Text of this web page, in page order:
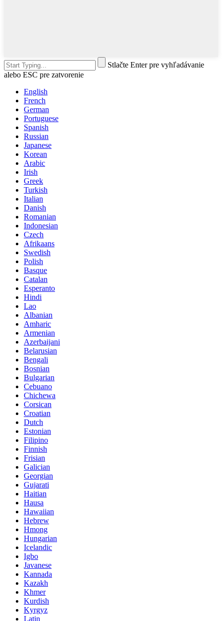
Stlačte Enter pre vyhľadávanie
alebo ESC pre zatvorenie
English
French
German
Portuguese
Spanish
Russian
Japanese
Korean
Arabic
Irish
Greek
Turkish
Italian
Danish
Romanian
Indonesian
Czech
Afrikaans
Swedish
Polish
Basque
Catalan
Esperanto
Hindi
Lao
Albanian
Amharic
Armenian
Azerbaijani
Belarusian
Bengali
Bosnian
Bulgarian
Cebuano
Chichewa
Corsican
Croatian
Dutch
Estonian
Filipino
Finnish
Frisian
Galician
Georgian
Gujarati
Haitian
Hausa
Hawaiian
Hebrew
Hmong
Hungarian
Icelandic
Igbo
Javanese
Kannada
Kazakh
Khmer
Kurdish
Kyrgyz
Latin